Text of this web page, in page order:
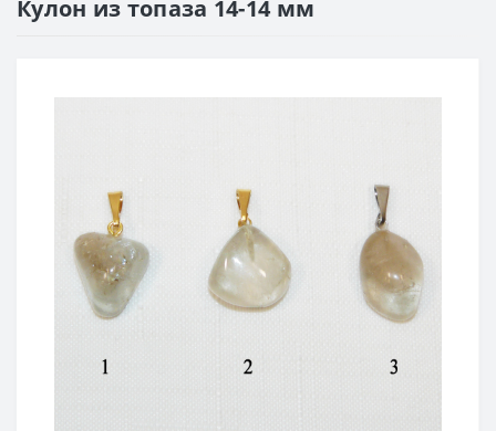
Кулон из топаза 14-14 мм